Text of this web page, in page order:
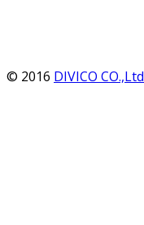
© 2016 DIVICO CO.,Ltd